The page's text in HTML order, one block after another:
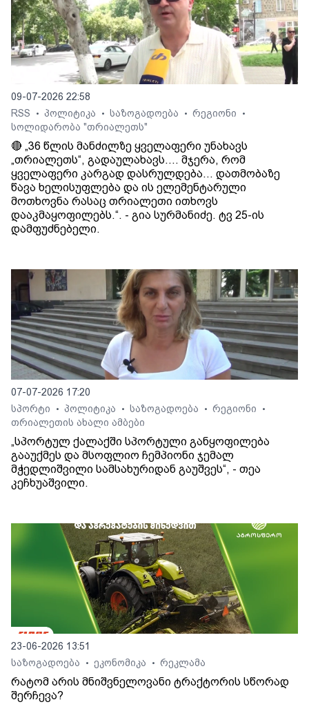
09-07-2026 22:58
RSS
• პოლიტიკა • საზოგადოება • რეგიონი •
სოლიდარობა "თრიალეთს"
🔴 „36 წლის მანძილზე ყველაფერი უნახავს
„თრიალეთს“, გადაულახავს.... მჯერა, რომ
ყველაფერი კარგად დასრულდება... დათმობაზე
წავა ხელისუფლება და ის ელემენტარული
მოთხოვნა რასაც თრიალეთი ითხოვს
დააკმაყოფილებს.“. - გია სურმანიძე. ტვ 25-ის
დამფუძნებელი.
07-07-2026 17:20
სპორტი
• პოლიტიკა • საზოგადოება • რეგიონი •
თრიალეთის ახალი ამბები
„სპორტულ ქალაქში სპორტული განყოფილება
გააუქმეს და მსოფლიო ჩემპიონი ჯემალ
მჭედლიშვილი სამსახურიდან გაუშვეს“, - თეა
კეჩხუაშვილი.
23-06-2026 13:51
საზოგადოება
• ეკონომიკა • რეკლამა
რატომ არის მნიშვნელოვანი ტრაქტორის სწორად
შერჩევა?